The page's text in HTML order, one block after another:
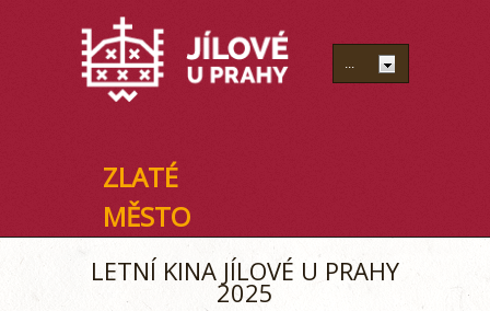
ZLATÉ
MĚSTO
LETNÍ KINA JÍLOVÉ U PRAHY
2025